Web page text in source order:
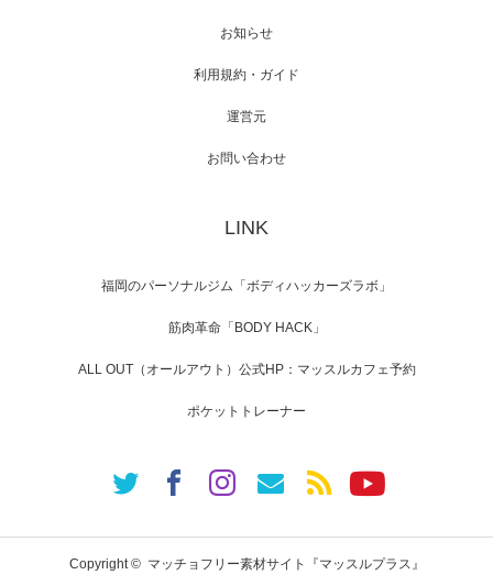
【TV】NHK BS「COOL JAPAN 」にてマッス
「ねとらぼ」さんに…
お知らせ
利用規約・ガイド
運営元
お問い合わせ
LINK
福岡のパーソナルジム「ボディハッカーズラボ」
筋肉革命「BODY HACK」
ALL OUT（オールアウト）公式HP：マッスルカフェ予約
ポケットトレーナー
Copyright © マッチョフリー素材サイト『マッスルプラス』